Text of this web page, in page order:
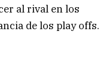
al rival en los
de los play offs.